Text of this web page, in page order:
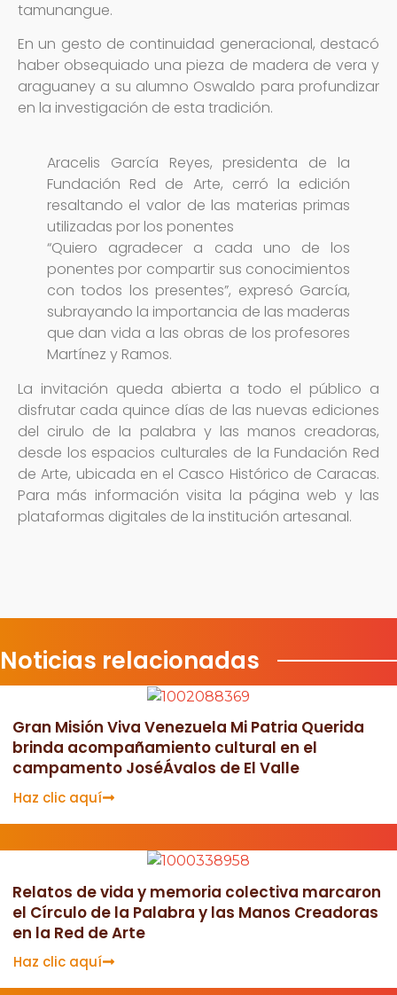
tamunangue.
En un gesto de continuidad generacional, destacó
haber obsequiado una pieza de madera de vera y
araguaney a su alumno Oswaldo para profundizar
en la investigación de esta tradición.
Aracelis García Reyes, presidenta de la
Fundación Red de Arte, cerró la edición
resaltando el valor de las materias primas
utilizadas por los ponentes
“Quiero agradecer a cada uno de los
ponentes por compartir sus conocimientos
con todos los presentes”, expresó García,
subrayando la importancia de las maderas
que dan vida a las obras de los profesores
Martínez y Ramos.
La invitación queda abierta a todo el público a
disfrutar cada quince días de las nuevas ediciones
del cirulo de la palabra y las manos creadoras,
desde los espacios culturales de la Fundación Red
de Arte, ubicada en el Casco Histórico de Caracas.
Para más información visita la página web y las
plataformas digitales de la institución artesanal.
Noticias relacionadas
Gran Misión Viva Venezuela Mi Patria Querida
brinda acompañamiento cultural en el
campamento JoséÁvalos de El Valle
Haz clic aquí
Relatos de vida y memoria colectiva marcaron
el Círculo de la Palabra y las Manos Creadoras
en la Red de Arte
Haz clic aquí